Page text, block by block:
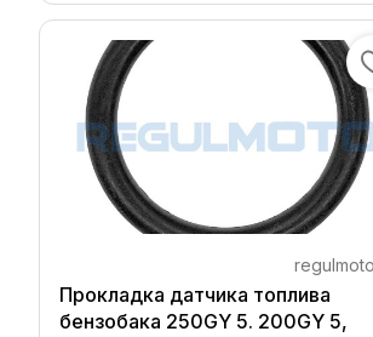
Прокладка датчика топлива
бензобака 250GY 5. 200GY 5,